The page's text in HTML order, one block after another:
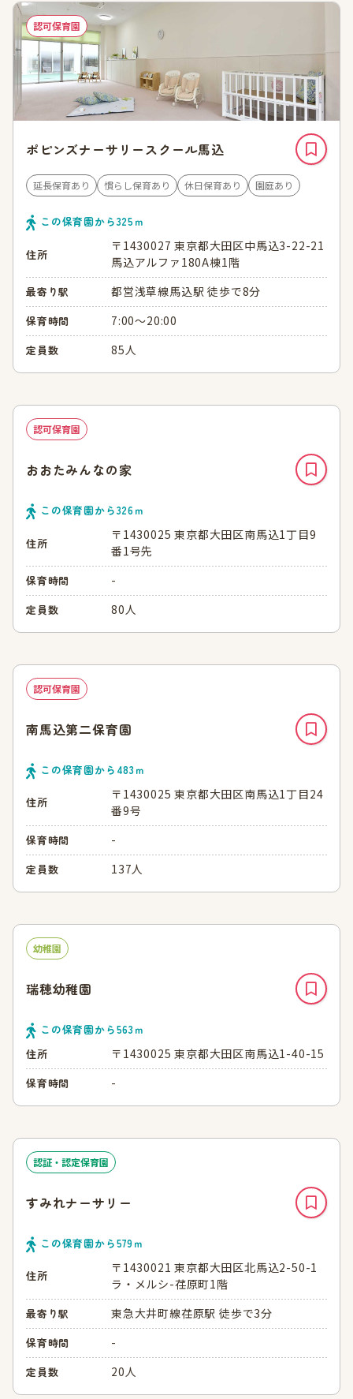
認可保育園
ポピンズナーサリースクール馬込
延長保育あり 慣らし保育あり 休日保育あり 園庭あり
この保育園から325ｍ
住所
〒1430027 東京都大田区中馬込3-22-21
馬込アルファ180A棟1階
最寄り駅 都営浅草線馬込駅 徒歩で8分
保育時間 7:00～20:00
定員数 85人
認可保育園
おおたみんなの家
この保育園から326ｍ
住所
〒1430025 東京都大田区南馬込1丁目9
番1号先
保育時間 -
定員数 80人
認可保育園
南馬込第二保育園
この保育園から 483ｍ
住所
〒1430025 東京都大田区南馬込1丁目24
番9号
保育時間 -
定員数 137人
幼稚園
瑞穂幼稚園
この保育園から563ｍ
住所
〒1430025 東京都大田区南馬込1-40-15
保育時間 -
認証・認定保育園
すみれナーサリー
この保育園から579ｍ
住所
〒1430021 東京都大田区北馬込2-50-1
ラ・メルシ-荏原町1階
最寄り駅 東急大井町線荏原駅 徒歩で3分
保育時間 -
定員数 20人